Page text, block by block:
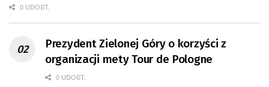
0 UDOST.
Prezydent Zielonej Góry o korzyści z
organizacji mety Tour de Pologne
0 UDOST.